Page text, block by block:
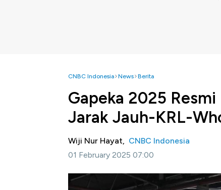
CNBC Indonesia News Berita
Gapeka 2025
Jarak Jauh-KRL-
Wiji Nur Hayat, CNBC Indonesia
01 February 2025 07:00